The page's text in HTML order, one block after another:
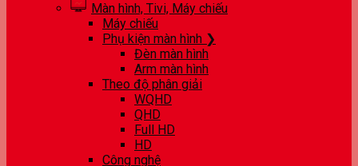
Màn hình, Tivi, Máy chiếu
Máy chiếu
Phụ kiện màn hình ❯
Đèn màn hình
Arm màn hình
Theo độ phân giải
WQHD
QHD
Full HD
HD
Công nghệ